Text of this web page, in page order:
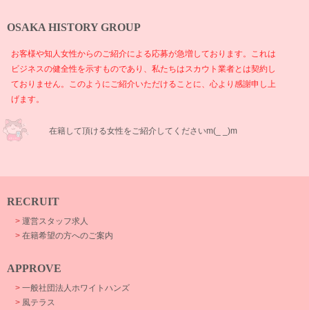
OSAKA HISTORY GROUP
お客様や知人女性からのご紹介による応募が急増しております。これは
ビジネスの健全性を示すものであり、私たちはスカウト業者とは契約し
ておりません。このようにご紹介いただけることに、心より感謝申し上
げます。
在籍して頂ける女性をご紹介してくださいm(_ _)m
RECRUIT
> 運営スタッフ求人
> 在籍希望の方へのご案内
APPROVE
> 一般社団法人ホワイトハンズ
> 風テラス